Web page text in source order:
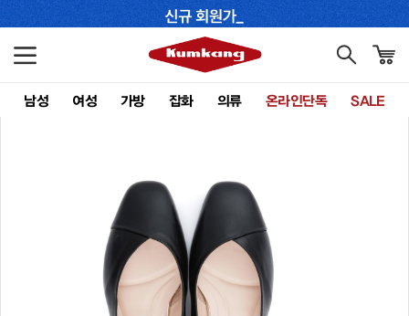
남성 여성 가방 잡화 의류 온라인단독 SALE